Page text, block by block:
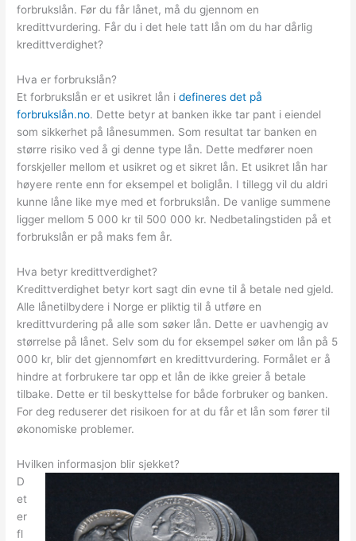
forbrukslån. Før du får lånet, må du gjennom en
kredittvurdering. Får du i det hele tatt lån om du har dårlig
kredittverdighet?
Hva er forbrukslån?
Et forbrukslån er et usikret lån idefineres det på
forbrukslån.no. Dette betyr at banken ikke tar pant i eiendel
som sikkerhet på lånesummen. Som resultat tar banken en
større risiko ved å gi denne type lån. Dette medfører noen
forskjeller mellom et usikret og et sikret lån. Et usikret lån har
høyere rente enn for eksempel et boliglån. I tillegg vil du aldri
kunne låne like mye med et forbrukslån. De vanlige summene
ligger mellom 5 000 kr til 500 000 kr. Nedbetalingstiden på et
forbrukslån er på maks fem år.
Hva betyr kredittverdighet?
Kredittverdighet betyr kort sagt din evne til å betale ned gjeld.
Alle lånetilbydere i Norge er pliktig til å utføre en
kredittvurdering på alle som søker lån. Dette er uavhengig av
størrelse på lånet. Selv som du for eksempel søker om lån på 5
000 kr, blir det gjennomført en kredittvurdering. Formålet er å
hindre at forbrukere tar opp et lån de ikke greier å betale
tilbake. Dette er til beskyttelse for både forbruker og banken.
For deg reduserer det risikoen for at du får et lån som fører til
økonomiske problemer.
Hvilken informasjon blir sjekket?
D
et
er
fl